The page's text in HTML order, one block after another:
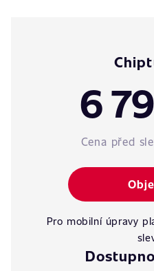
6
Cena před
Pro mobilní úpravy